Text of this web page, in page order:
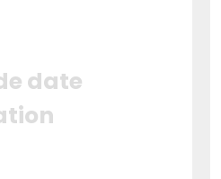
date